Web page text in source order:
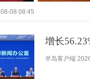
08 08:45
增长
半岛客户端